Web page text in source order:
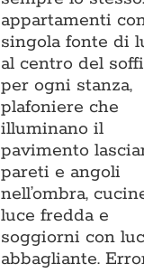
appartamenti
singola fonte di
al centro del
per ogni stanza,
plafoniere che
illuminano il
pavimento
pareti e angoli
nell’ombra,
luce fredda e
soggiorni con
abbagliante.